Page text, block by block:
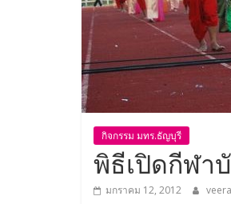
กิจกรรม มทร.ธัญบุรี
พิธีเปิดกีฬา
มกราคม 12, 2012